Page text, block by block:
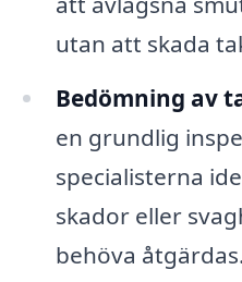
utan att skada
Bedömning av
en grundlig
specialisterna
skador eller
behöva åtgärdas.